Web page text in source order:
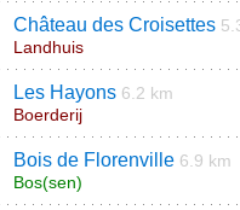
Château des Croisettes
Landhuis
Les Hayons 6.2 km
Boerderij
Bois de Florenville 6.9 km
Bos(sen)